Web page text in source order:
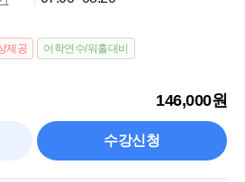
제공
어학연수/워홀대비
146,000원
수강신청